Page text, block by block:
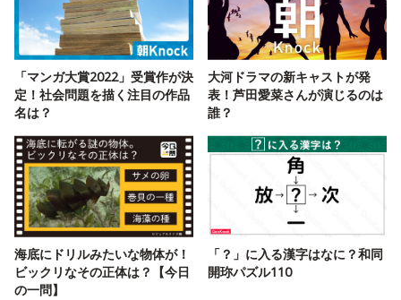
「マンガ大賞2022」受賞作が決
定！社会問題を描く注目の作品
名は？
大河ドラマの新キャストが発
表！芦田愛菜さんが演じるのは
誰？
海底にドリルみたいな物体が！
ビックリなその正体は？【今日
の一問】
「？」に入る漢字はなに？和同
開珎パズル110